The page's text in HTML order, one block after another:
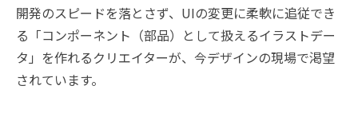
開発のスピードを落とさず、UIの変更に柔軟に追従でき
る「コンポーネント（部品）として扱えるイラストデー
タ」を作れるクリエイターが、今デザインの現場で渇望
されています。